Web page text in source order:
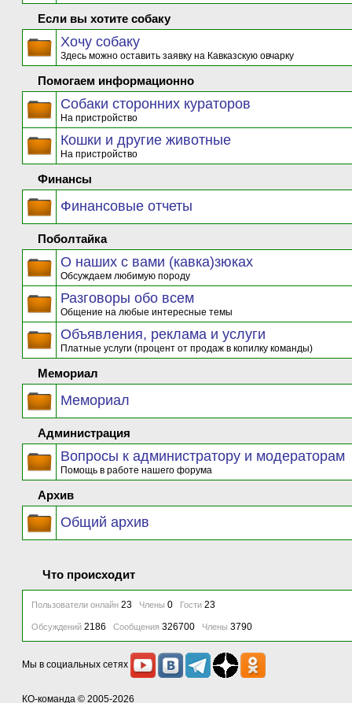
Если вы хотите собаку
Хочу собаку
Здесь можно оставить заявку на Кавказскую овчарку
Помогаем информационно
Собаки сторонних кураторов
На пристройство
Кошки и другие животные
На пристройство
Финансы
Финансовые отчеты
Поболтайка
О наших с вами (кавка)зюках
Обсуждаем любимую породу
Разговоры обо всем
Общение на любые интересные темы
Объявления, реклама и услуги
Платные услуги (процент от продаж в копилку команды)
Мемориал
Мемориал
Администрация
Вопросы к администратору и модераторам
Помощь в работе нашего форума
Архив
Общий архив
Что происходит
Пользователи онлайн 23 Члены 0 Гости 23
Обсуждений 2186 Сообщения 326700 Члены 3790
Мы в социальных сетях
КО-команда © 2005-2026